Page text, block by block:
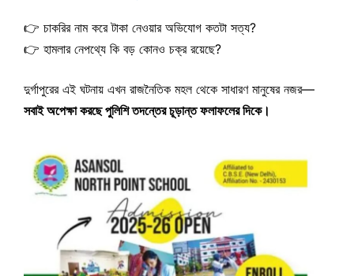
👉 চাকরির নাম করে টাকা নেওয়ার অভিযোগ কতটা সত্য?
👉 হামলার নেপথ্যে কি বড় কোনও চক্র রয়েছে?
দুর্গাপুরের এই ঘটনায় এখন রাজনৈতিক মহল থেকে সাধারণ মানুষের নজর—
সবাই অপেক্ষা করছে পুলিশি তদন্তের চূড়ান্ত ফলাফলের দিকে।